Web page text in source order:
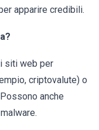
apparire credibili.
siti web per
criptovalute) o
anche